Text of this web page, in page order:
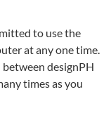
to use the
at any one time.
designPH
times as you